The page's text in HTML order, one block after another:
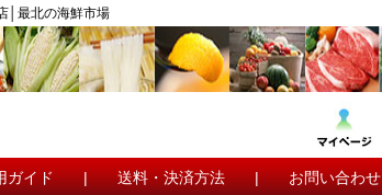
│最北の海鮮市場
ガイド | 送料・決済方法 | お問い合わせ